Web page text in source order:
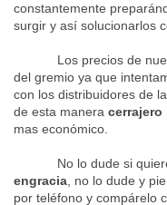
constantemente
surgir y así solucionarlos
Los precios de
del gremio ya que
con los distribuidores de
de esta manera cerrajero
mas económico.
No lo dude si
engracia, no lo dude y
por teléfono y compárelo